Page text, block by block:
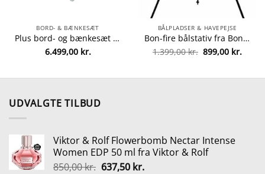
BORD- & BÆNKESÆT
Plus bord- og bænkesæt – Alma – Sort fra Plus 5703393717887
6.499,00 kr.
BÅLPLADSER & HAVEPEJSE
Bon-fire bålstativ fra Bon-fire 5708085110021
1.399,00kr. Den
oprindelige
1.399,00 kr..
899,00 kr.
kr..
UDVALGTE TILBUD
Viktor & Rolf Flowerbomb Nectar Intense
Women EDP 50 ml fra Viktor & Rolf
850,00kr. Den
637,50 kr.Den